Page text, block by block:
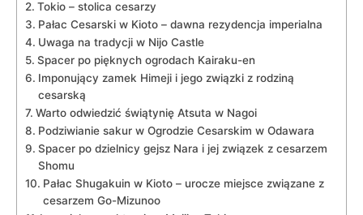
Tokio – stolica⁤ cesarzy
Pałac Cesarski w Kioto⁤ – dawna rezydencja⁣ imperialna
Uwaga na ‌tradycji w Nijo Castle
Spacer po pięknych ogrodach Kairaku-en
Imponujący zamek Himeji i jego związki z rodziną
cesarską
Warto odwiedzić świątynię Atsuta w Nagoi
Podziwianie sakur w Ogrodzie Cesarskim ⁢w Odawara
Spacer po dzielnicy ⁣gejsz Nara i jej związek z cesarzem
Shomu
Pałac Shugakuin w Kioto – urocze miejsce związane z⁣
cesarzem‌ Go-Mizunoo